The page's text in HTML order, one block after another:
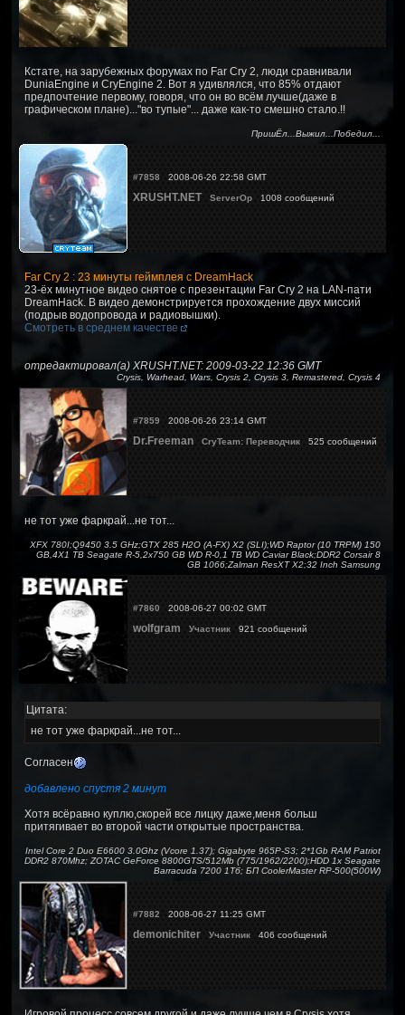
Кстате, на зарубежных форумах по Far Cry 2, люди сравнивали
DuniaEngine и CryEngine 2. Вот я удивлялся, что 85% отдают
предпочтение первому, говоря, что он во всём лучше(даже в
графическом плане)..."во тупые"... даже как-то смешно стало.!!
ПришЁл...Выжил...Победил...
#7858 2008-06-26 22:58 GMT
XRUSHT.NET ServerOp 1008 сообщений
Far Cry 2 : 23 минуты геймплея с DreamHack
23-ёх минутное видео снятое с презентации Far Cry 2 на LAN-пати
DreamHack. В видео демонстрируется прохождение двух миссий
(подрыв водопровода и радиовышки).
Смотреть в среднем качестве
отредактировал(а) XRUSHT.NET: 2009-03-22 12:36 GMT
Crysis, Warhead, Wars, Crysis 2, Crysis 3, Remastered, Crysis 4
#7859 2008-06-26 23:14 GMT
Dr.Freeman CryTeam: Переводчик 525 сообщений
не тот уже фаркрай...не тот...
XFX 780I;Q9450 3.5 GHz;GTX 285 H2O (A-FX) X2 (SLI);WD Raptor (10 TRPM) 150
GB,4X1 TB Seagate R-5,2x750 GB WD R-0,1 TB WD Caviar Black;DDR2 Corsair 8
GB 1066;Zalman ResXT X2;32 Inch Samsung
#7860 2008-06-27 00:02 GMT
wolfgram Участник 921 сообщений
Цитата:
не тот уже фаркрай...не тот...
Согласен
добавлено спустя 2 минут
Хотя всёравно куплю,скорей все лицку даже,меня больш
притягивает во второй части открытые пространства.
Intel Core 2 Duo E6600 3.0Ghz (Vcore 1.37); Gigabyte 965P-S3; 2*1Gb RAM Patriot
DDR2 870Mhz; ZOTAC GeForce 8800GTS/512Mb (775/1962/2200);HDD 1x Seagate
Barracuda 7200 1Тб; БП CoolerMaster RP-500(500W)
#7882 2008-06-27 11:25 GMT
demonichiter Участник 406 сообщений